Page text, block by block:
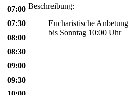
Beschreibung:
Eucharistische Anbetung
bis Sonntag 10:00 Uhr
07:00
07:30
08:00
08:30
09:00
09:30